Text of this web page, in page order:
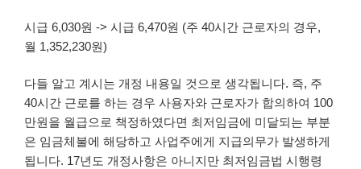
시급 6,030원 -> 시급 6,470원 (주 40시간 근로자의 경우,
월 1,352,230원)
다들 알고 계시는 개정 내용일 것으로 생각됩니다. 즉, 주
40시간 근로를 하는 경우 사용자와 근로자가 합의하여 100
만원을 월급으로 책정하였다면 최저임금에 미달되는 부분
은 임금체불에 해당하고 사업주에게 지급의무가 발생하게
됩니다. 17년도 개정사항은 아니지만 최저임금법 시행령